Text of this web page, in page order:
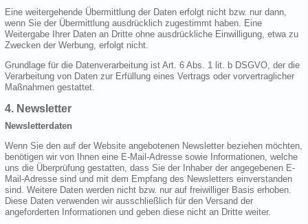
Eine weitergehende Übermittlung der Daten erfolgt nicht bzw. nur dann,
wenn Sie der Übermittlung ausdrücklich zugestimmt haben. Eine
Weitergabe Ihrer Daten an Dritte ohne ausdrückliche Einwilligung, etwa zu
Zwecken der Werbung, erfolgt nicht.
Grundlage für die Datenverarbeitung ist Art. 6 Abs. 1 lit. b DSGVO, der die
Verarbeitung von Daten zur Erfüllung eines Vertrags oder vorvertraglicher
Maßnahmen gestattet.
4. Newsletter
Newsletterdaten
Wenn Sie den auf der Website angebotenen Newsletter beziehen möchten,
benötigen wir von Ihnen eine E-Mail-Adresse sowie Informationen, welche
uns die Überprüfung gestatten, dass Sie der Inhaber der angegebenen E-
Mail-Adresse sind und mit dem Empfang des Newsletters einverstanden
sind. Weitere Daten werden nicht bzw. nur auf freiwilliger Basis erhoben.
Diese Daten verwenden wir ausschließlich für den Versand der
angeforderten Informationen und geben diese nicht an Dritte weiter.